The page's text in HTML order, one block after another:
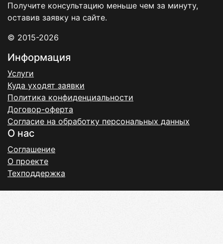
Получите консультацию меньше чем за минуту,
оставив заявку на сайте.
© 2015-2026
Информация
Услуги
Куда уходят заявки
Политика конфиденциальности
Договор-оферта
Согласие на обработку персональных данных
О нас
Соглашение
О проекте
Техподдержка